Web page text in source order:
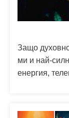
Защо
ми и най-
енергия,